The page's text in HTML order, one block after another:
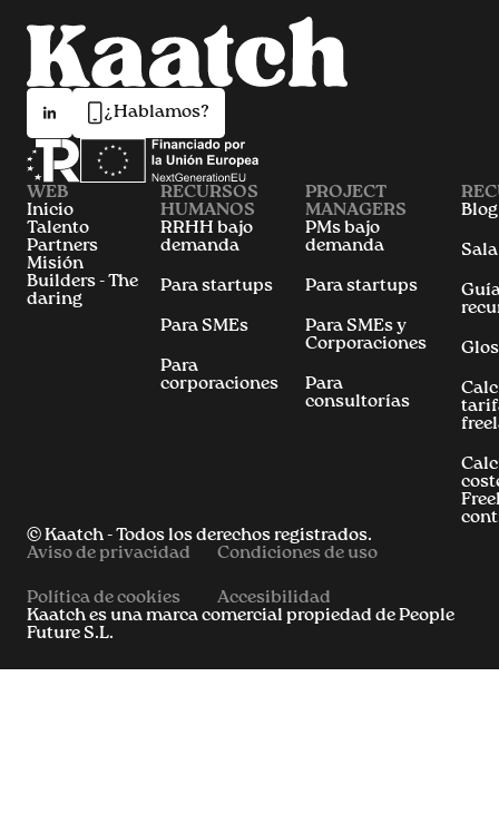
¿Hablamos?
WEB
Inicio
Talento
Partners
Misión
Builders - The
daring
RECURSOS
HUMANOS
RRHH bajo
demanda
Para startups
Para SMEs
Para
corporaciones
PROJECT
MANAGERS
PMs bajo
demanda
Para startups
Para SMEs y
Corporaciones
Para
consultorías
Blog
© Kaatch - Todos los derechos registrados.
Aviso de privacidad
Condiciones de uso
Política de cookies
Accesibilidad
Kaatch es una marca comercial propiedad de People
Future S.L.